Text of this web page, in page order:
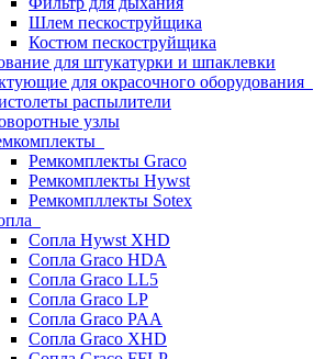
Шлем пескоструйщика
Костюм пескоструйщика
для штукатурки и шпаклевки
для окрасочного оборудования
распылители
узлы
Ремкомплекты Graco
Ремкомплекты Hywst
Ремкомпллекты Sotex
Сопла Hywst XHD
Сопла Graco HDA
Сопла Graco LL5
Сопла Graco LP
Сопла Graco PAA
Сопла Graco XHD